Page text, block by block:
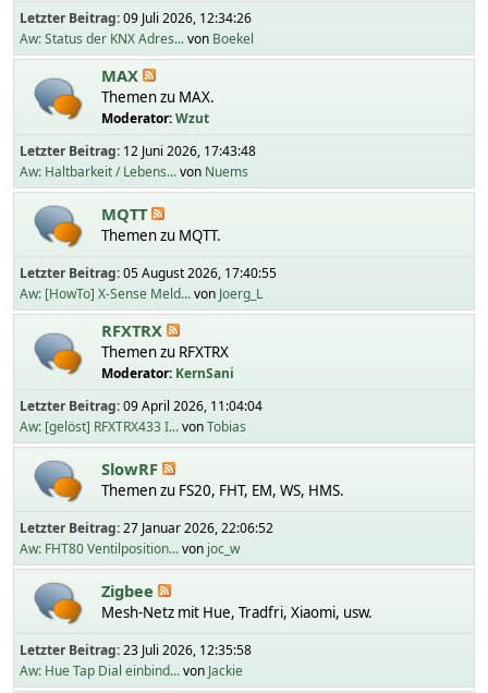
Letzter Beitrag:09 Juli 2026, 12:34:26
Aw: Status der KNX Adres...von Boekel
MAX
Themen zu MAX.
Moderator:Wzut
Letzter Beitrag: 12 Juni 2026, 17:43:48
Aw: Haltbarkeit / Lebens...von Nuems
MQTT
Themen zu MQTT.
Letzter Beitrag:05 August 2026, 17:40:55
Aw: [HowTo] X-Sense Meld...von Joerg_L
RFXTRX
Themen zu RFXTRX
Moderator: KernSani
Letzter Beitrag:09 April 2026, 11:04:04
Aw: [gelöst] RFXTRX433 I...vonTobias
SlowRF
Themen zu FS20, FHT, EM, WS, HMS.
Letzter Beitrag:27 Januar 2026, 22:06:52
Aw: FHT80 Ventilposition...von joc_w
Zigbee
Mesh-Netz mit Hue, Tradfri, Xiaomi, usw.
Letzter Beitrag:23 Juli 2026, 12:35:58
Aw: Hue Tap Dial einbind...von Jackie